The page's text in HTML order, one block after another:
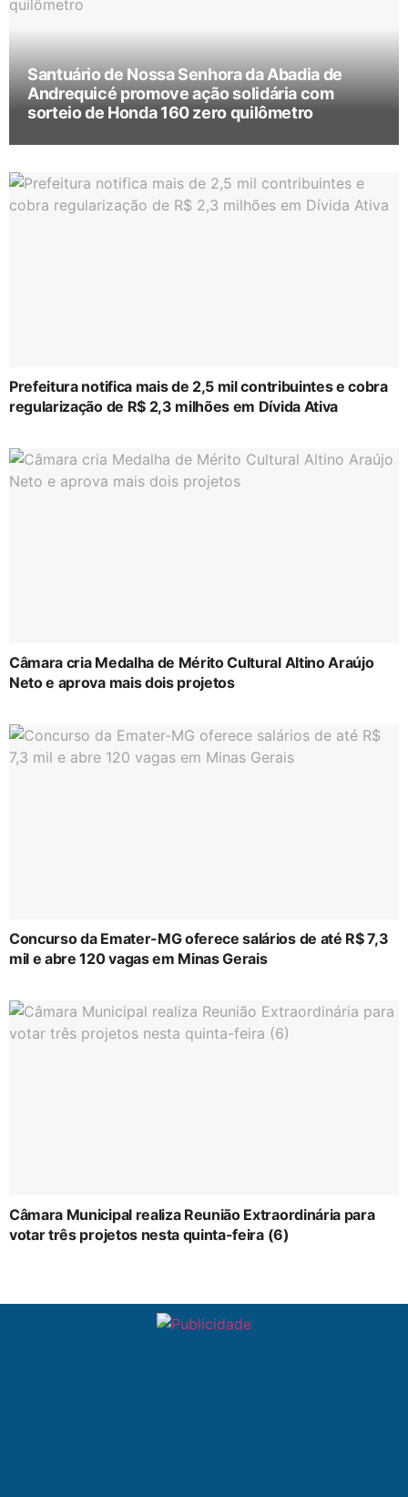
Santuário de Nossa Senhora da Abadia de
Andrequicé promove ação solidária com
sorteio de Honda 160 zero quilômetro
Prefeitura notifica mais de 2,5 mil contribuintes e cobra
regularização de R$ 2,3 milhões em Dívida Ativa
Câmara cria Medalha de Mérito Cultural Altino Araújo
Neto e aprova mais dois projetos
Concurso da Emater-MG oferece salários de até R$ 7,3
mil e abre 120 vagas em Minas Gerais
Câmara Municipal realiza Reunião Extraordinária para
votar três projetos nesta quinta-feira (6)